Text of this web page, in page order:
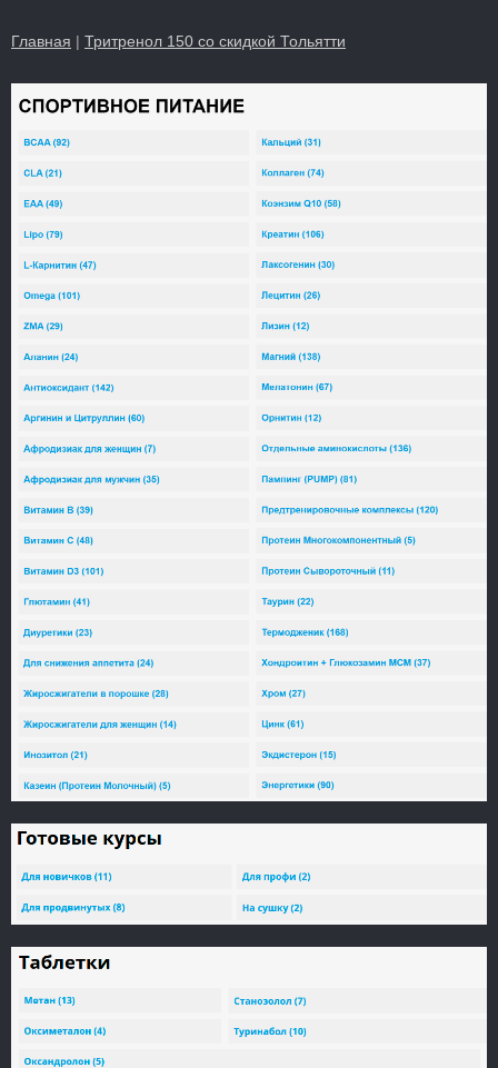
Главная | Тритренол 150 со скидкой Тольятти